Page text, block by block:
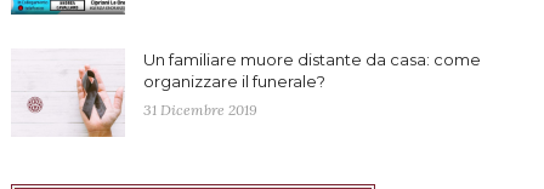
Un familiare muore distante da casa: come
organizzare il funerale?
31 Dicembre 2019